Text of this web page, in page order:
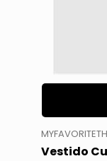
Vestido